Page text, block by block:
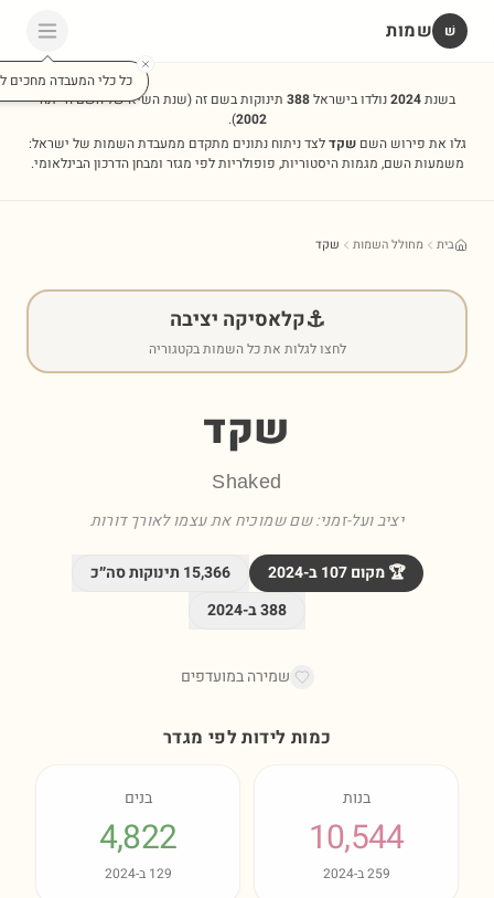
שׁ שמות
כל כלי המעבדה מחכים
בשנת2024נולדו בישראל388 תינוקות בשם זה(שנת השיא של השם הייתה
2002
).
גלו את פירוש השםשקדלצד ניתוח נתונים מתקדם ממעבדת השמות של ישראל:
משמעות השם, מגמות היסטוריות, פופולריות לפי מגזר ומבחן הדרכון הבינלאומי.
בית מחולל השמות שקד
⚓קלאסיקה יציבה
לחצו לגלות את כל השמות בקטגוריה
שקד
Shaked
יציב ועל-זמני: שם שמוכיח את עצמו לאורך דורות
🏆 מקום107ב-2024
15,366 תינוקות סה״כ
388ב-2024
שמירה במועדפים
כמות לידות לפי מגדר
בנות
10,544
259ב-2024
בנים
4,822
129 ב-2024